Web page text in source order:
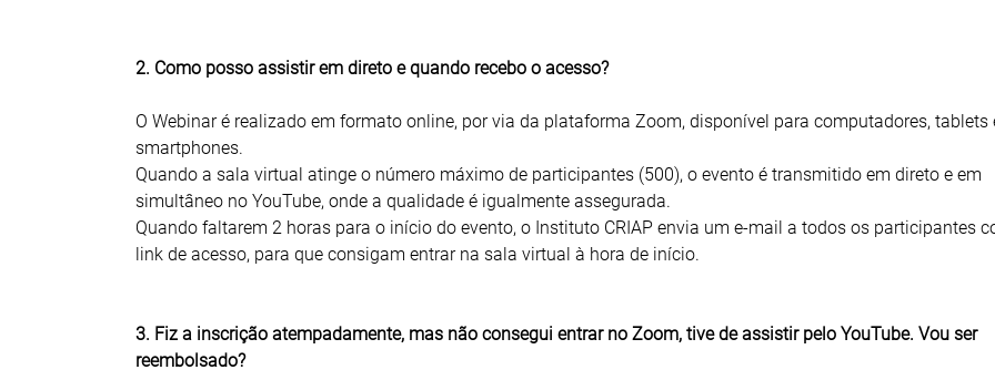
2. Como posso assistir em direto e quando recebo o acesso?
O Webinar é realizado em formato online, por via da plataforma Zoom, disponível para computadores, tablets
smartphones.
Quando a sala virtual atinge o número máximo de participantes (500), o evento é transmitido em direto e em
simultâneo no YouTube, onde a qualidade é igualmente assegurada.
Quando faltarem 2 horas para o início do evento, o Instituto CRIAP envia um e-mail a todos os participantes
link de acesso, para que consigam entrar na sala virtual à hora de início.
3. Fiz a inscrição atempadamente, mas não consegui entrar no Zoom, tive de assistir pelo YouTube. Vou ser
reembolsado?